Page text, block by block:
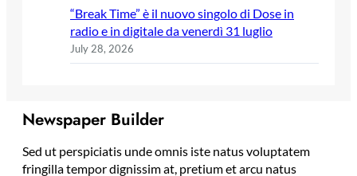
“Break Time” è il nuovo singolo di Dose in
radio e in digitale da venerdì 31 luglio
July 28, 2026
Newspaper Builder
Sed ut perspiciatis unde omnis iste natus voluptatem
fringilla tempor dignissim at, pretium et arcu natus